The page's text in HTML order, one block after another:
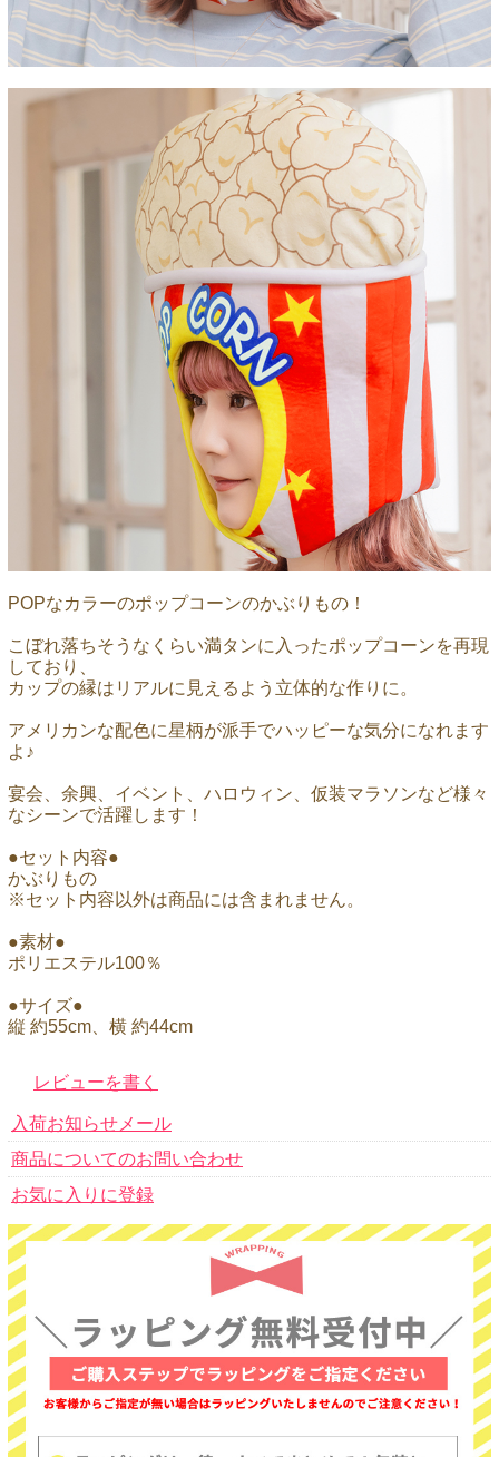
POPなカラーのポップコーンのかぶりもの！
こぼれ落ちそうなくらい満タンに入ったポップコーンを再現
しており、
カップの縁はリアルに見えるよう立体的な作りに。
アメリカンな配色に星柄が派手でハッピーな気分になれます
よ♪
宴会、余興、イベント、ハロウィン、仮装マラソンなど様々
なシーンで活躍します！
●セット内容●
かぶりもの
※セット内容以外は商品には含まれません。
●素材●
ポリエステル100％
●サイズ●
縦 約55cm、横 約44cm
レビューを書く
入荷お知らせメール
商品についてのお問い合わせ
お気に入りに登録